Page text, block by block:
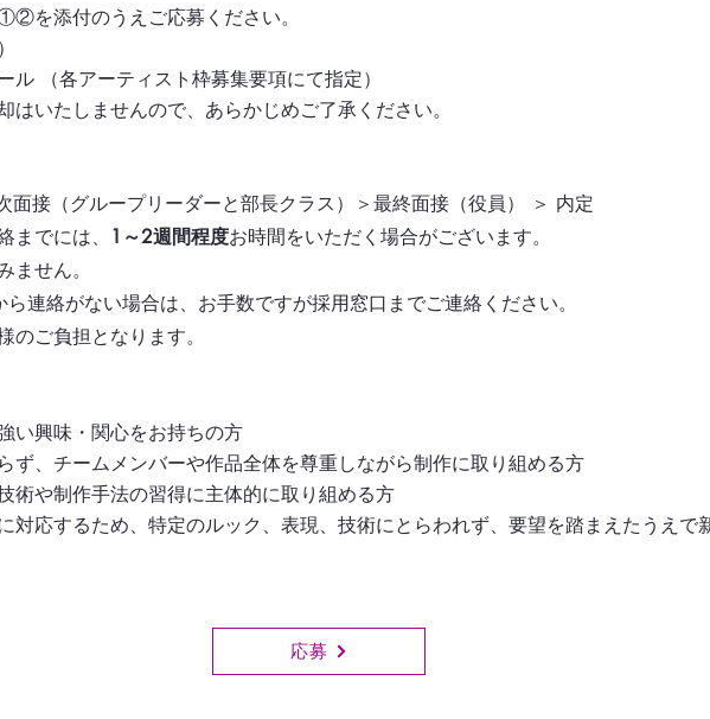
を添付のうえご応募ください。
（各アーティスト枠募集要項にて指定）
いたしませんので、あらかじめご了承ください。
面接（グループリーダーと部長クラス）＞最終面接（役員） ＞ 内定
でには、 1～2週間程度お時間をいただく場合がございます。
せん。
連絡がない場合は、お手数ですが採用窓口までご連絡ください。
ご負担となります。
い興味・関心をお持ちの方
ず、チームメンバーや作品全体を尊重しながら制作に取り組める方
術や制作手法の習得に主体的に取り組める方
対応するため、特定のルック、表現、技術にとらわれず、要望を踏まえたうえで
応募